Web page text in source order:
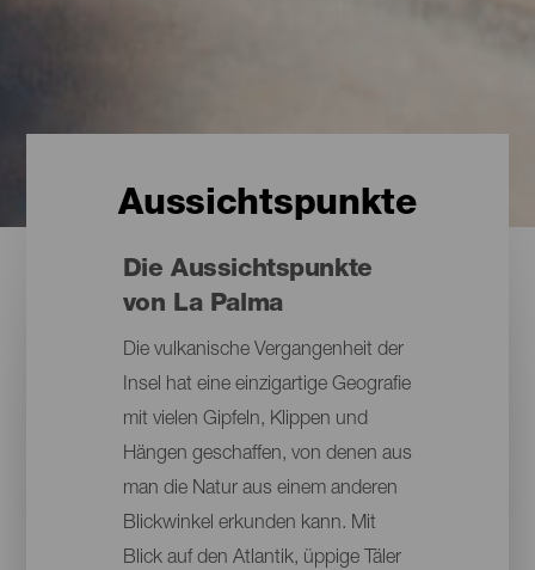
Aussichtspunkte
Die Aussichtspunkte
von La Palma
Die vulkanische Vergangenheit der
Insel hat eine einzigartige Geografie
mit vielen Gipfeln, Klippen und
Hängen geschaffen, von denen aus
man die Natur aus einem anderen
Blickwinkel erkunden kann. Mit
Blick auf den Atlantik, üppige Täler